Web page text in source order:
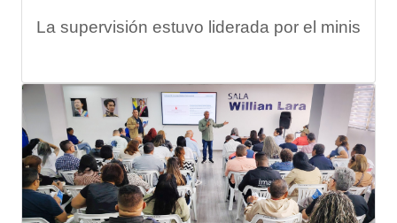
La supervisión estuvo liderada por el ministro
Las obras en ejecución contemplan la pintura
El alcalde Diógenes Lara expresó sus
"Damos las gracias por esta recuperación en
​Por su parte, el gobernador del estado